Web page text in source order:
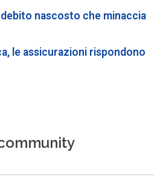
nascosto che minaccia
le assicurazioni rispondono